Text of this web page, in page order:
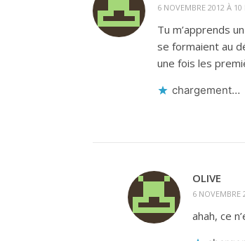
6 NOVEMBRE 2012 À
Tu m’apprends
se formaient au
une fois les
chargement…
OLIVE
6 NOVEMBRE
ahah, ce